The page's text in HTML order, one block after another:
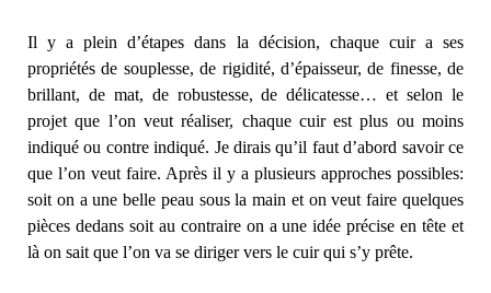
Il y a plein d’étapes dans la décision, chaque cuir a ses
propriétés de souplesse, de rigidité, d’épaisseur, de finesse, de
brillant, de mat, de robustesse, de délicatesse… et selon le
projet que l’on veut réaliser, chaque cuir est plus ou moins
indiqué ou contre indiqué. Je dirais qu’il faut d’abord savoir ce
que l’on veut faire. Après il y a plusieurs approches possibles:
soit on a une belle peau sous la main et on veut faire quelques
pièces dedans soit au contraire on a une idée précise en tête et
là on sait que l’on va se diriger vers le cuir qui s’y prête.